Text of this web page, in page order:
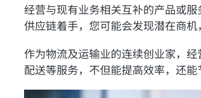
经营与现有业务相关互补的产品或
供应链着手，您可能会发现潜在商
作为物流及运输业的连续创业家，
配送等服务，不但能提高效率，还能